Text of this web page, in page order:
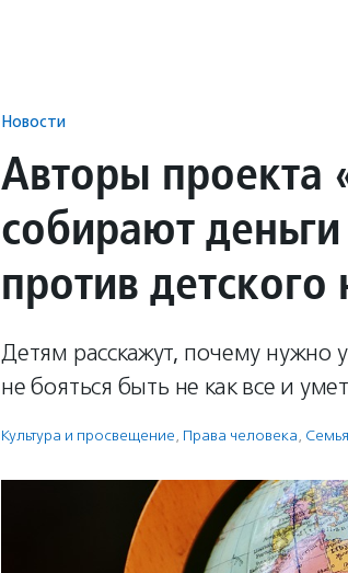
Новости
Авторы
собирают
против
Детям расскажут, почему
не бояться быть не как все и
Культура и просвещение, Права человека,